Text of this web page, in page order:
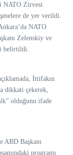
NATO Zirvesi
de yer verildi.
NATO
Zelenskiy ve
belirtildi.
İttifakın
dikkati çekerek,
olduğunu ifade
ABD Başkanı
programı